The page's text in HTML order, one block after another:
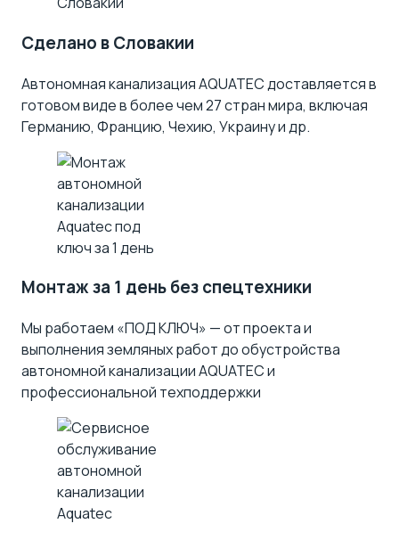
Сделано в Словакии
Автономная канализация AQUATEC доставляется в
готовом виде в более чем 27 стран мира, включая
Германию, Францию, Чехию, Украину и др.
Монтаж за 1 день без спецтехники
Мы работаем «ПОД КЛЮЧ» — от проекта и
выполнения земляных работ до обустройства
автономной канализации AQUATEC и
профессиональной техподдержки